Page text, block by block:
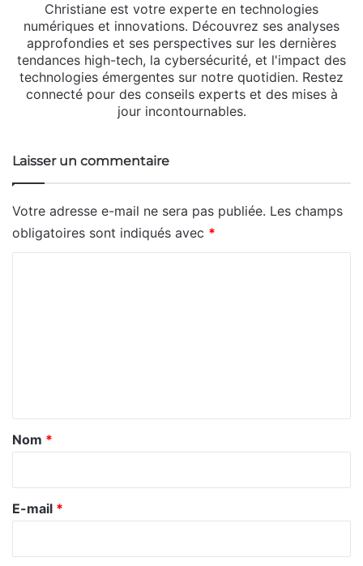
Christiane est votre experte en technologies
numériques et innovations. Découvrez ses analyses
approfondies et ses perspectives sur les dernières
tendances high-tech, la cybersécurité, et l'impact des
technologies émergentes sur notre quotidien. Restez
connecté pour des conseils experts et des mises à
jour incontournables.
Laisser un commentaire
Votre adresse e-mail ne sera pas publiée. Les champs
obligatoires sont indiqués avec *
a
r
e
Nom *
E-mail *